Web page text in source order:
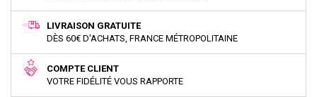
LIVRAISON GRATUITE
DÈS 60€ D'ACHATS, FRANCE MÉTROPOLITAINE
COMPTE CLIENT
VOTRE FIDÉLITÉ VOUS RAPPORTE